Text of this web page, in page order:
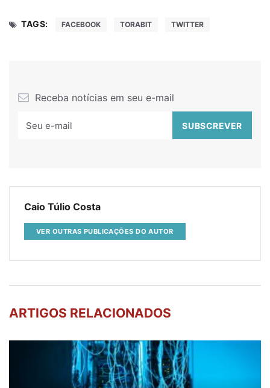
TAGS: FACEBOOK TORABIT TWITTER
Receba notícias em seu e-mail
Caio Túlio Costa
VER OUTRAS PUBLICAÇÕES DO AUTOR
ARTIGOS RELACIONADOS